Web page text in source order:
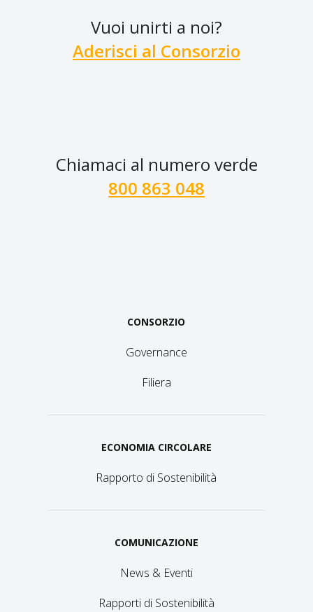
Vuoi unirti a noi?
Aderisci al Consorzio
Chiamaci al numero verde
800 863 048
CONSORZIO
Governance
Filiera
ECONOMIA CIRCOLARE
Rapporto di Sostenibilità
COMUNICAZIONE
News & Eventi
Rapporti di Sostenibilità